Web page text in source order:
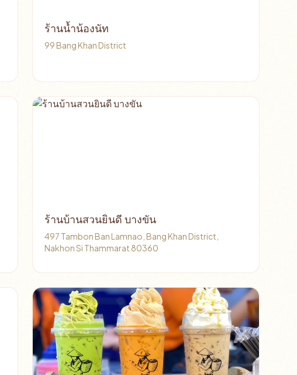
ร้านน้ำน้องนัท
99 Bang Khan District
ร้านบ้านสวนยินดี บางขัน
497 Tambon Ban Lamnao, Bang Khan District,
Nakhon Si Thammarat 80360